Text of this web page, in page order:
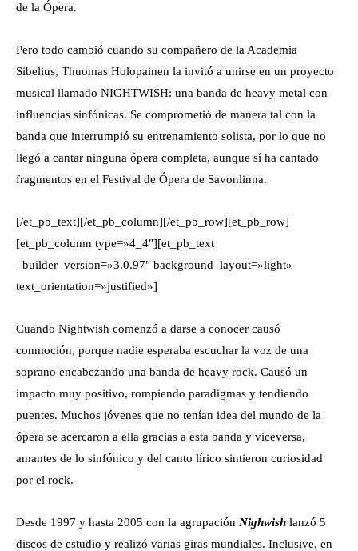
de la Ópera.
Pero todo cambió cuando su compañero de la Academia
Sibelius, Thuomas Holopainen la invitó a unirse en un proyecto
musical llamado NIGHTWISH: una banda de heavy metal con
influencias sinfónicas. Se comprometió de manera tal con la
banda que interrumpió su entrenamiento solista, por lo que no
llegó a cantar ninguna ópera completa, aunque sí ha cantado
fragmentos en el Festival de Ópera de Savonlinna.
[/et_pb_text][/et_pb_column][/et_pb_row][et_pb_row]
[et_pb_column type=»4_4″][et_pb_text
_builder_version=»3.0.97″ background_layout=»light»
text_orientation=»justified»]
Cuando Nightwish comenzó a darse a conocer causó
conmoción, porque nadie esperaba escuchar la voz de una
soprano encabezando una banda de heavy rock. Causó un
impacto muy positivo, rompiendo paradigmas y tendiendo
puentes. Muchos jóvenes que no tenían idea del mundo de la
ópera se acercaron a ella gracias a esta banda y viceversa,
amantes de lo sinfónico y del canto lírico sintieron curiosidad
por el rock.
Desde 1997 y hasta 2005 con la agrupación Nighwish lanzó 5
discos de estudio y realizó varias giras mundiales. Inclusive, en